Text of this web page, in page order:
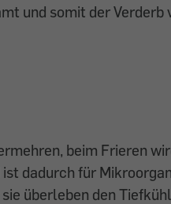
und somit der Verderb
beim Frieren
dadurch für
überleben den